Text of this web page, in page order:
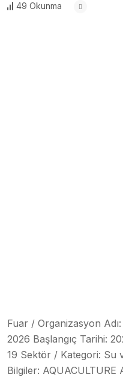
49 Okunma
Fuar / Organizasyon
2026 Başlangıç Tarihi:
19 Sektör / Kategori: Su
Bilgiler: AQUACULTURE